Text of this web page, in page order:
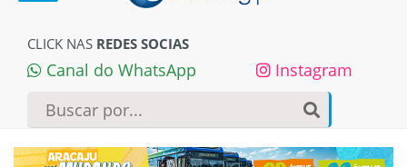
CLICK NAS REDES SOCIAS
Canal do WhatsApp Instagram